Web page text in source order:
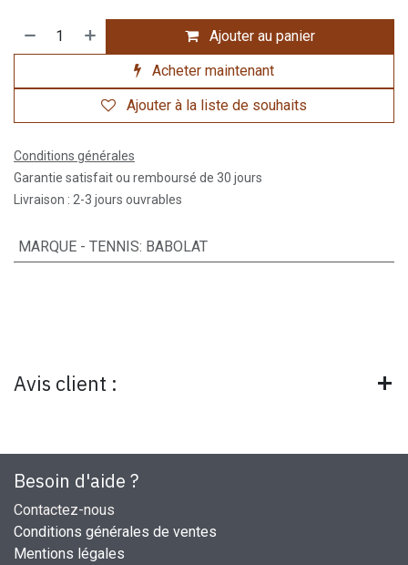
Ajouter au panier
Acheter maintenant
Ajouter à la liste de souhaits
Conditions générales
Garantie satisfait ou remboursé de 30 jours
Livraison : 2-3 jours ouvrables
MARQUE - TENNIS: BABOLAT
Avis client :
Besoin d'aide ?
Contactez-nous
Conditions générales de ventes
Mentions légales